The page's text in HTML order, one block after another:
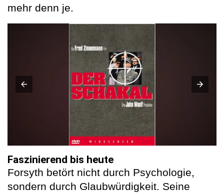
mehr denn je.
Faszinierend bis heute
Forsyth betört nicht durch Psychologie,
sondern durch Glaubwürdigkeit. Seine